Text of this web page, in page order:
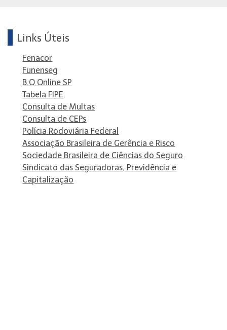
Links Úteis
Fenacor
Funenseg
B.O Online SP
Tabela FIPE
Consulta de Multas
Consulta de CEPs
Polícia Rodoviária Federal
Associação Brasileira de Gerência e Risco
Sociedade Brasileira de Ciências do Seguro
Sindicato das Seguradoras, Previdência e
Capitalização